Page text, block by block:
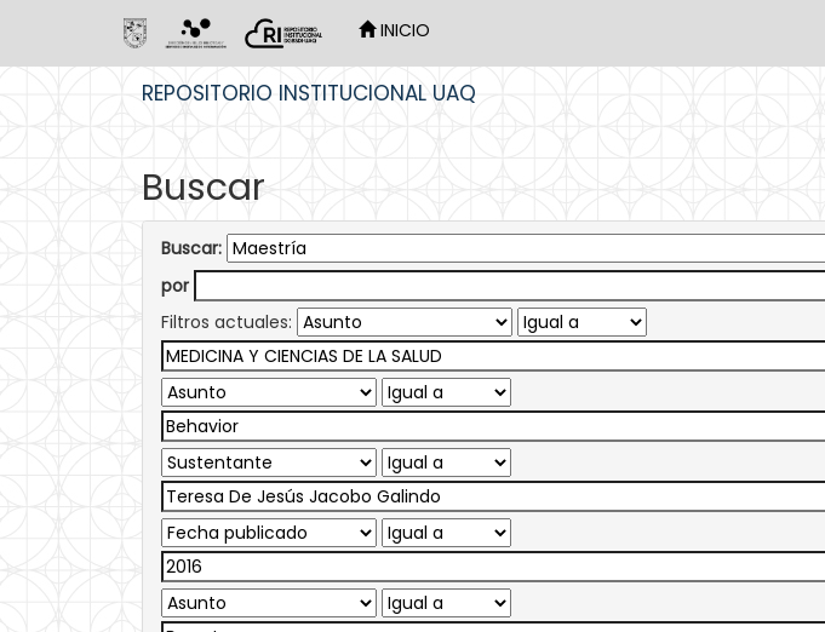
INICIO
REPOSITORIO INSTITUCIONAL UAQ
Buscar
Buscar:
por
Filtros actuales: